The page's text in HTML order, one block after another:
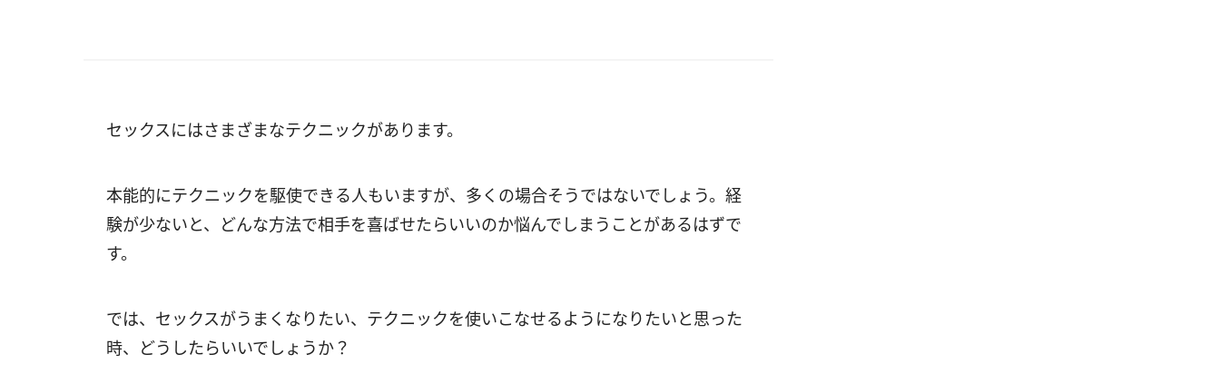
セックスにはさまざまなテクニックがあります。
本能的にテクニックを駆使できる人もいますが、多くの場合そうではないでしょう。経
験が少ないと、どんな方法で相手を喜ばせたらいいのか悩んでしまうことがあるはずで
す。
では、セックスがうまくなりたい、テクニックを使いこなせるようになりたいと思った
時、どうしたらいいでしょうか？